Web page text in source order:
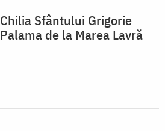
Chilia Sfântului Grigorie
Palama de la Marea Lavră